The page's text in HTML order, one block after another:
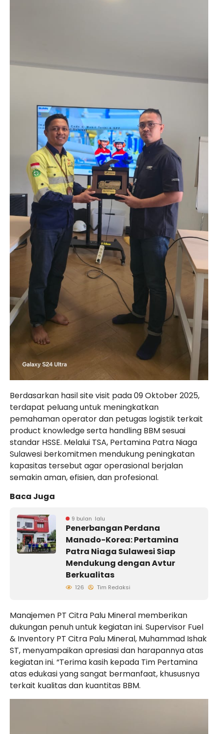
Berdasarkan hasil site visit pada 09 Oktober 2025,
terdapat peluang untuk meningkatkan
pemahaman operator dan petugas logistik terkait
product knowledge serta handling BBM sesuai
standar HSSE. Melalui TSA, Pertamina Patra Niaga
Sulawesi berkomitmen mendukung peningkatan
kapasitas tersebut agar operasional berjalan
semakin aman, efisien, dan profesional.
Baca Juga
9 bulan lalu
Penerbangan Perdana
Manado-Korea: Pertamina
Patra Niaga Sulawesi Siap
Mendukung dengan Avtur
Berkualitas
126 Tim Redaksi
Manajemen PT Citra Palu Mineral memberikan
dukungan penuh untuk kegiatan ini. Supervisor Fuel
& Inventory PT Citra Palu Mineral, Muhammad Ishak
ST, menyampaikan apresiasi dan harapannya atas
kegiatan ini. “Terima kasih kepada Tim Pertamina
atas edukasi yang sangat bermanfaat, khususnya
terkait kualitas dan kuantitas BBM.